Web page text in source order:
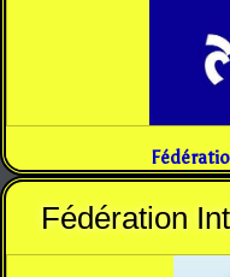
Fédération